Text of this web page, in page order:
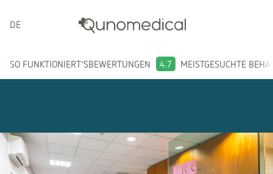
DEUTSCH
SO FUNKTIONIERT'SBEWERTUNGEN 4.7 MEISTGESUCHTE